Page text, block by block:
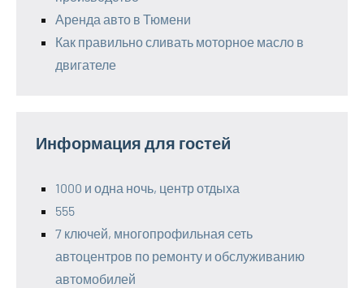
Аренда авто в Тюмени
Как правильно сливать моторное масло в
двигателе
Информация для гостей
1000 и одна ночь, центр отдыха
555
7 ключей, многопрофильная сеть
автоцентров по ремонту и обслуживанию
автомобилей